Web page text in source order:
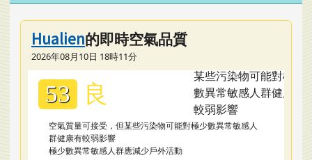
Hualien的即時空氣品質
2026年08月10日 18時11分
53 良
空氣質量可接受，但某些污染物可能對極少數異常敏感人
群健康有較弱影響
極少數異常敏感人群應減少戶外活動